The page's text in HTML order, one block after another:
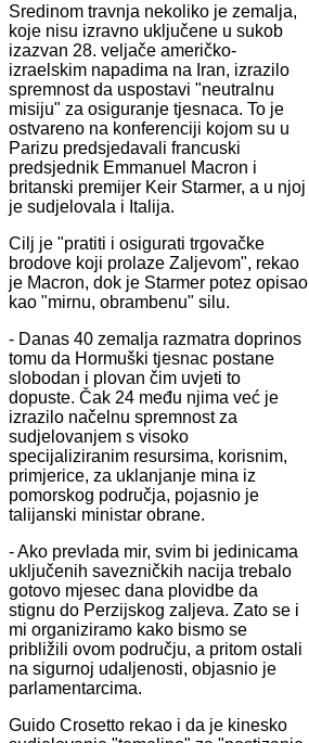
Sredinom travnja nekoliko je zemalja,
koje nisu izravno uključene u sukob
izazvan 28. veljače američko-
izraelskim napadima na Iran, izrazilo
spremnost da uspostavi "neutralnu
misiju" za osiguranje tjesnaca. To je
ostvareno na konferenciji kojom su u
Parizu predsjedavali francuski
predsjednik Emmanuel Macron i
britanski premijer Keir Starmer, a u njoj
je sudjelovala i Italija.
Cilj je "pratiti i osigurati trgovačke
brodove koji prolaze Zaljevom", rekao
je Macron, dok je Starmer potez opisao
kao "mirnu, obrambenu" silu.
- Danas 40 zemalja razmatra doprinos
tomu da Hormuški tjesnac postane
slobodan i plovan čim uvjeti to
dopuste. Čak 24 među njima već je
izrazilo načelnu spremnost za
sudjelovanjem s visoko
specijaliziranim resursima, korisnim,
primjerice, za uklanjanje mina iz
pomorskog područja, pojasnio je
talijanski ministar obrane.
- Ako prevlada mir, svim bi jedinicama
uključenih savezničkih nacija trebalo
gotovo mjesec dana plovidbe da
stignu do Perzijskog zaljeva. Zato se i
mi organiziramo kako bismo se
približili ovom području, a pritom ostali
na sigurnoj udaljenosti, objasnio je
parlamentarcima.
Guido Crosetto rekao i da je kinesko